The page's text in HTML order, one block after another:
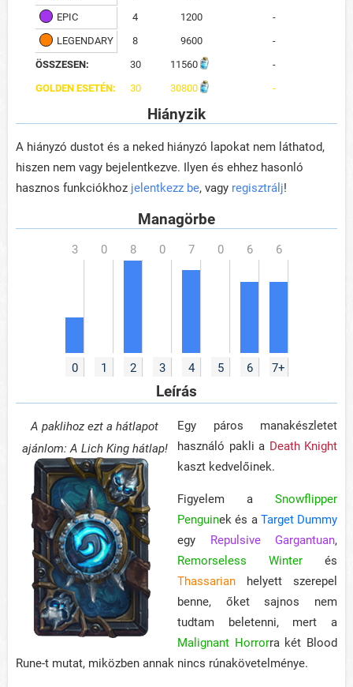
EPIC
4 1200
-
LEGENDARY
8 9600
-
ÖSSZESEN:
30 11560
-
GOLDEN ESETÉN:
30 30800 -
Hiányzik
A hiányzó dustot és a neked hiányzó lapokat nem láthatod,
hiszen nem vagy bejelentkezve. Ilyen és ehhez hasonló
hasznos funkciókhoz jelentkezz be, vagy regisztrálj!
Managörbe
0 1 2 3 4 5 6 7+
Leírás
A paklihoz ezt a hátlapot
ajánlom: A Lich King hátlap!
Egy páros manakészletet
használó pakli a Death Knight
kaszt kedvelőinek.
Figyelem a Snowflipper
Penguinek és a Target Dummy
egy Repulsive Gargantuan,
Remorseless Winter és
Thassarian helyett szerepel
benne, őket sajnos nem
tudtam beletenni, mert a
Malignant Horrorra két Blood
Rune-t mutat, miközben annak nincs rúnakövetelménye.